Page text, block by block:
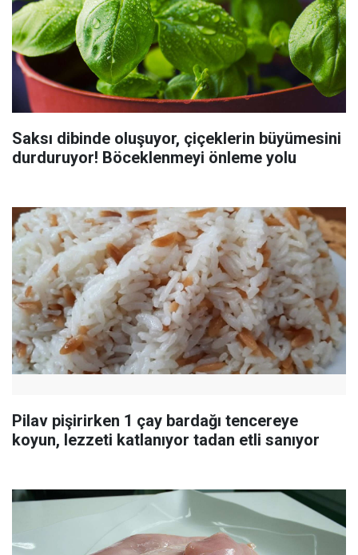
Saksı dibinde oluşuyor, çiçeklerin büyümesini
durduruyor! Böceklenmeyi önleme yolu
Pilav pişirirken 1 çay bardağı tencereye
koyun, lezzeti katlanıyor tadan etli sanıyor